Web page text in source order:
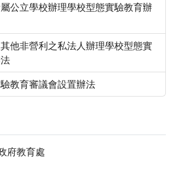
公立學校辦理學校型態實驗教育辦
他非營利之私法人辦理學校型態實
教育審議會設置辦法
府教育處